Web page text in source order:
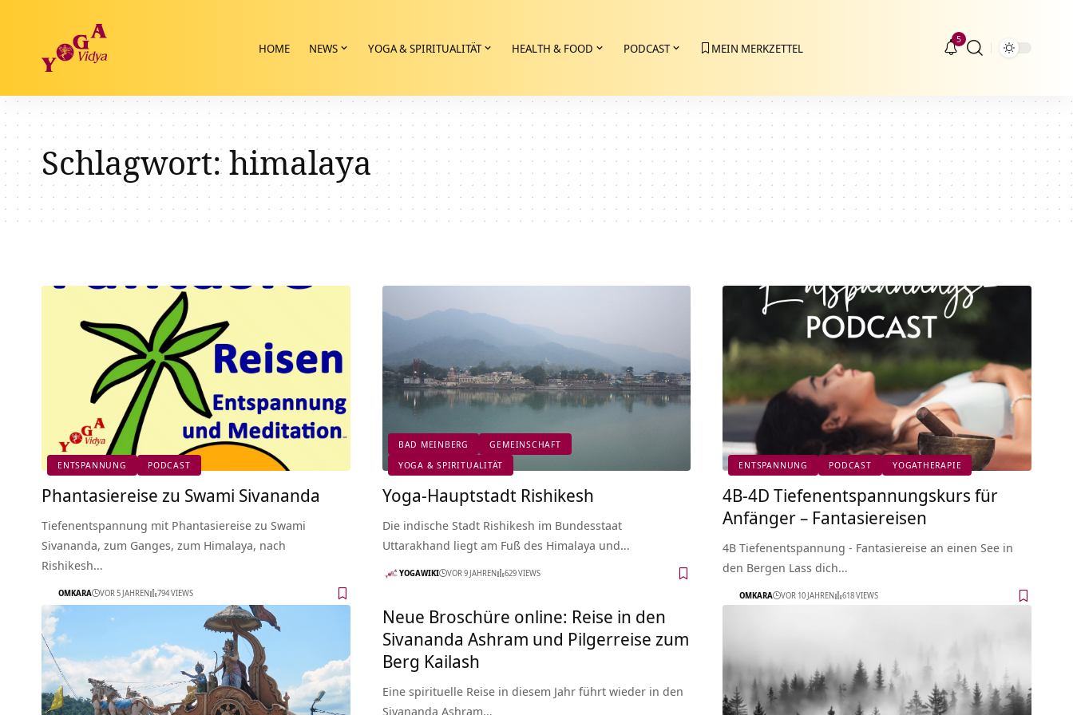
HOME NEWS YOGA & SPIRITUALITÄT HEALTH & FOOD PODCAST MEIN MERKZETTEL
5
Schlagwort:himalaya
ENTSPANNUNG PODCAST
Phantasiereise zu Swami Sivananda
Tiefenentspannung mit Phantasiereise zu Swami
Sivananda, zum Ganges, zum Himalaya, nach
Rishikesh…
OMKARA VOR 5 JAHREN 794 VIEWS
BAD MEINBERG
GEMEINSCHAFT
YOGA & SPIRITUALITÄT
Yoga-Hauptstadt Rishikesh
Die indische Stadt Rishikesh im Bundesstaat
Uttarakhand liegt am Fuß des Himalaya und…
YOGAWIKI VOR 9 JAHREN 629 VIEWS
ENTSPANNUNG PODCAST YOGATHERAPIE
4B-4D Tiefenentspannungskurs für
Anfänger – Fantasiereisen
4B Tiefenentspannung - Fantasiereise an einen See in
den Bergen Lass dich…
OMKARA VOR 10 JAHREN 618 VIEWS
Neue Broschüre online: Reise in den
Sivananda Ashram und Pilgerreise zum
Berg Kailash
Eine spirituelle Reise in diesem Jahr führt wieder in den
Sivananda Ashram…